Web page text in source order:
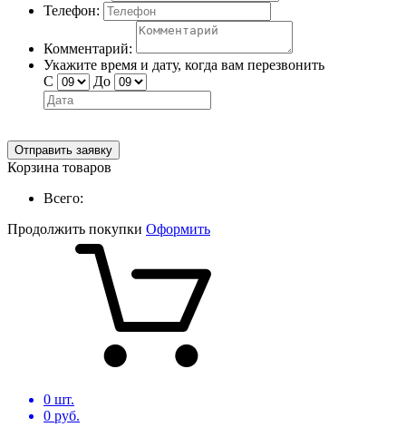
Телефон:
Комментарий:
Укажите время и дату, когда вам перезвонить
С
До
Отправить заявку
Корзина товаров
Всего:
Продолжить покупки Оформить
0 шт.
0 руб.